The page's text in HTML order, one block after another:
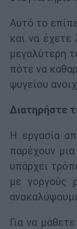
Αυτό το
και να έχετε
μεγαλύτερη
πότε να
ψυγείου
Διατηρήστε
Η εργασία
παρέχουν
υπάρχει
με γοργούς
Για να